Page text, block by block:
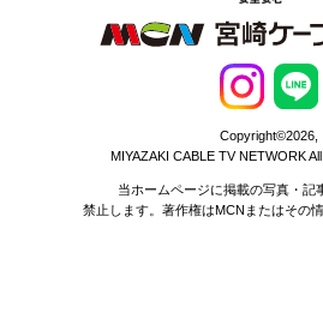
Copyright©2026,
MIYAZAKI CABLE TV NETWORK
当ホームページに掲載の写真・記
禁止します。著作権はMCNまたはその